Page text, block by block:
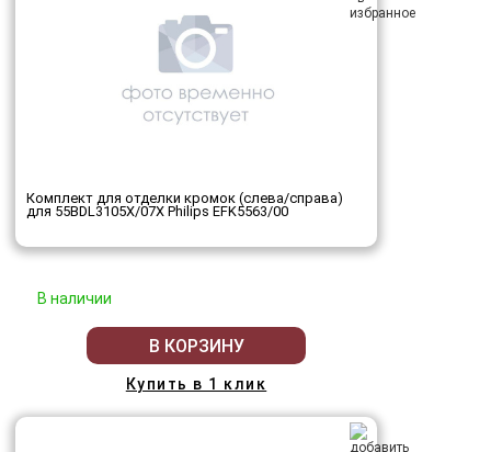
Комплект для отделки кромок (слева/справа)
для 55BDL3105X/07X Philips EFK5563/00
В наличии
В КОРЗИНУ
Купить в 1 клик